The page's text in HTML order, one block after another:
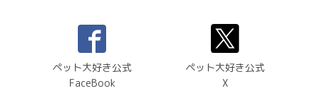
ペット大好き公式
FaceBook
ペット大好き公式
X